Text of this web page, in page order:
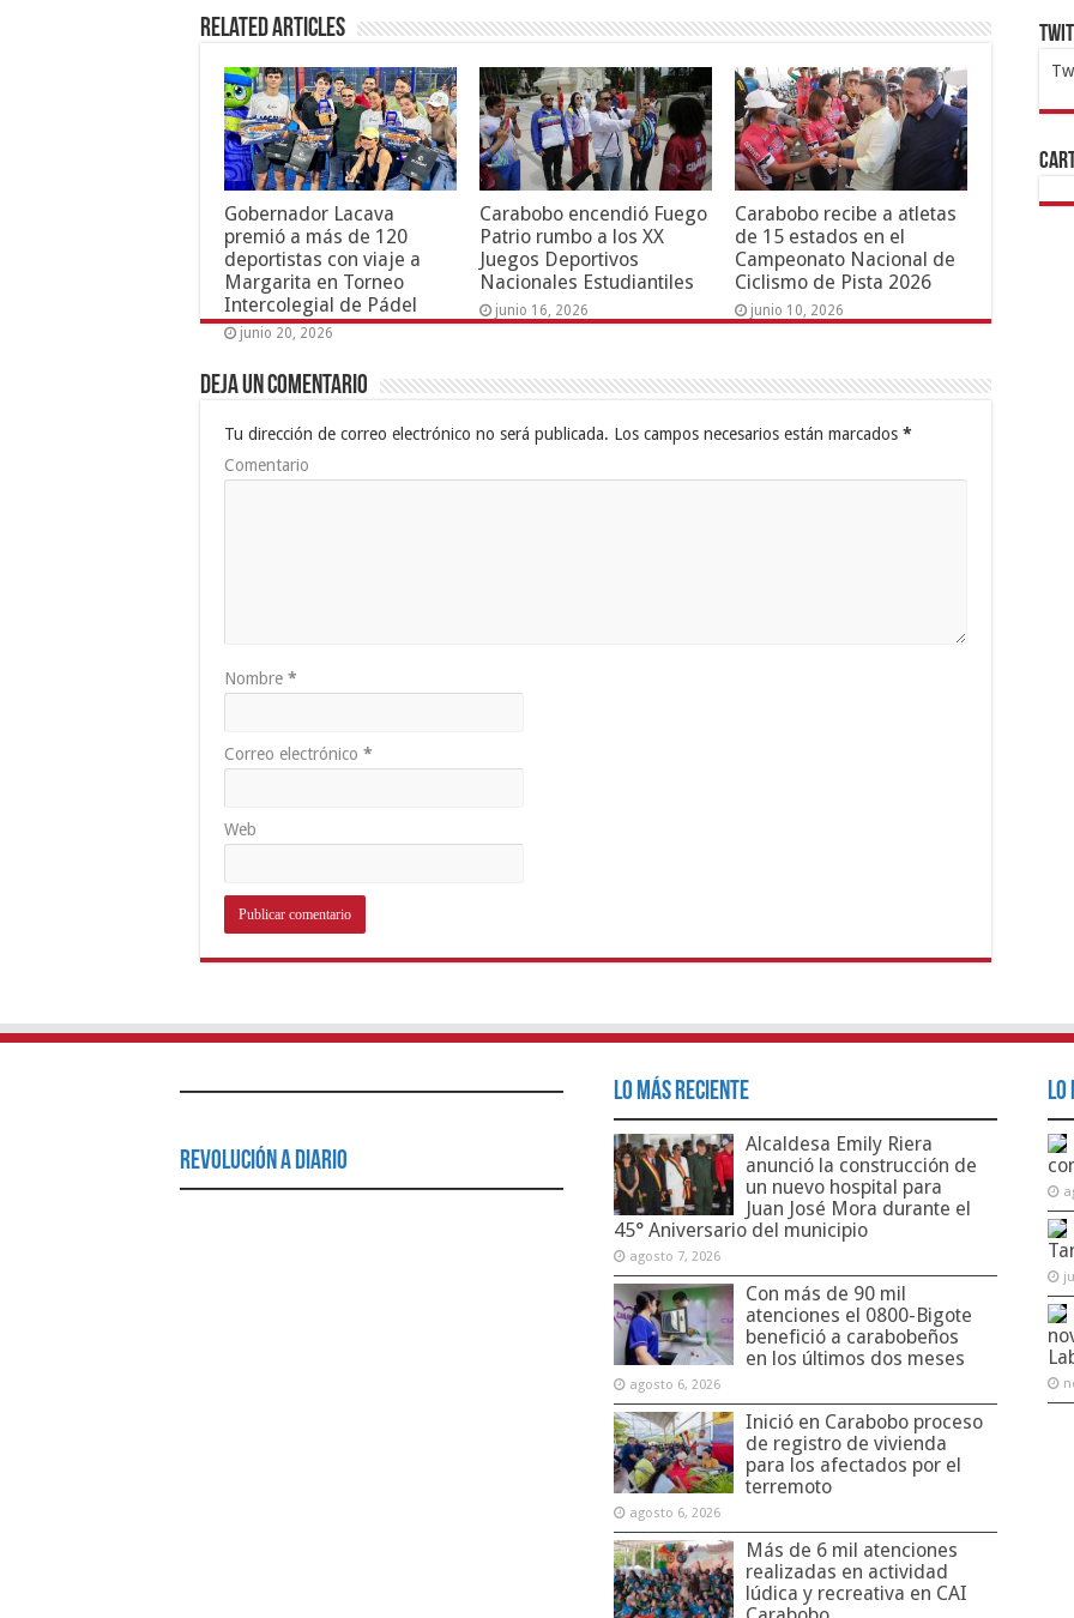
Related Articles
Gobernador Lacava
premió a más de 120
deportistas con viaje a
Margarita en Torneo
Intercolegial de Pádel
junio 20, 2026
Carabobo encendió Fuego
Patrio rumbo a los XX
Juegos Deportivos
Nacionales Estudiantiles
junio 16, 2026
Carabobo recibe a atletas
de 15 estados en el
Campeonato Nacional de
Ciclismo de Pista 2026
junio 10, 2026
Deja un comentario
Tu dirección de correo electrónico no será publicada. Los campos necesarios están marcados *
Comentario
Nombre *
Correo electrónico *
Web
Revolución a Diario
Lo Más Reciente
Alcaldesa Emily Riera
anunció la construcción de
un nuevo hospital para
Juan José Mora durante el
45° Aniversario del municipio
agosto 7, 2026
Con más de 90 mil
atenciones el 0800-Bigote
benefició a carabobeños
en los últimos dos meses
agosto 6, 2026
Inició en Carabobo proceso
de registro de vivienda
para los afectados por el
terremoto
agosto 6, 2026
Más de 6 mil atenciones
realizadas en actividad
lúdica y recreativa en CAI